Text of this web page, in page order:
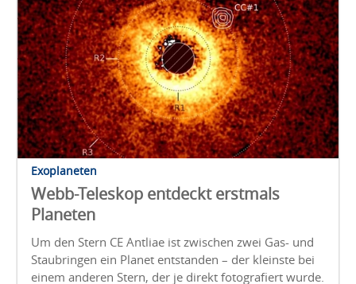
Exoplaneten
Webb-Teleskop entdeckt erstmals
Planeten
Um den Stern CE Antliae ist zwischen zwei Gas- und
Staubringen ein Planet entstanden – der kleinste bei
einem anderen Stern, der je direkt fotografiert wurde.